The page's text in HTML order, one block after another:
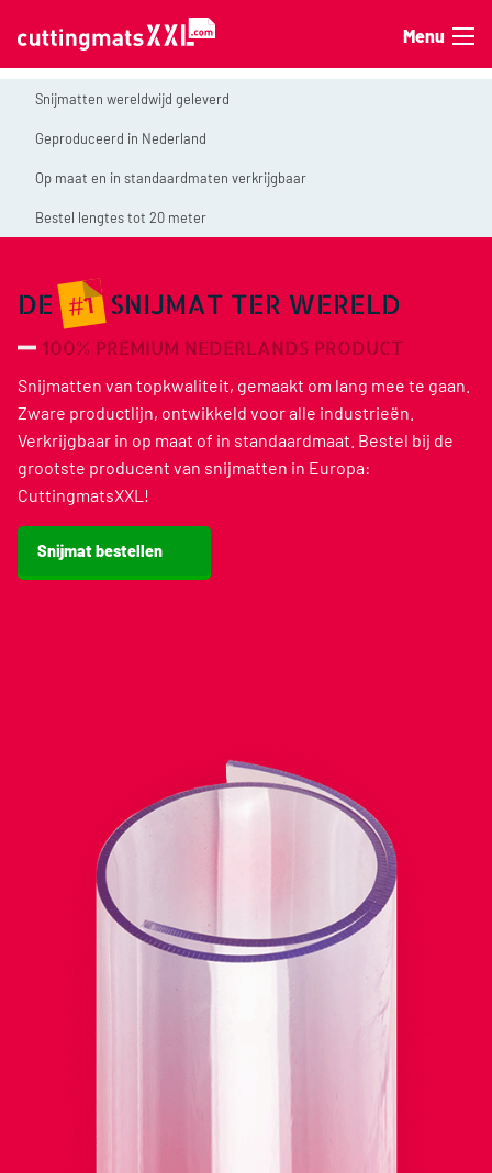
Menu
Snijmatten wereldwijd geleverd
Geproduceerd in Nederland
Op maat en in standaardmaten verkrijgbaar
Bestel lengtes tot 20 meter
DE #1SNIJMAT TER WERELD
100% PREMIUM NEDERLANDS PRODUCT
Snijmatten van topkwaliteit, gemaakt om lang mee te gaan.
Zware productlijn, ontwikkeld voor alle industrieën.
Verkrijgbaar in op maat of in standaardmaat. Bestel bij de
grootste producent van snijmatten in Europa:
CuttingmatsXXL!
Snijmat bestellen